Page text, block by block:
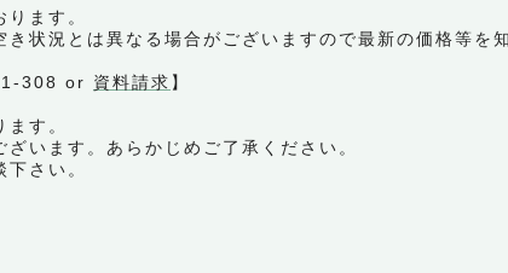
ます。
状況とは異なる場合がございますので最新の価格等を
308 or 資料請求 】
す。
います。あらかじめご了承ください。
さい。